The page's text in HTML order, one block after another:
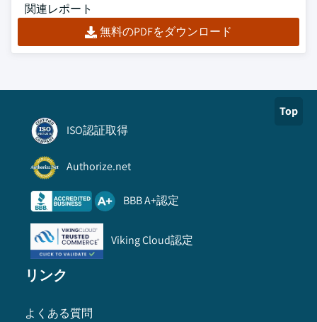
関連レポート
無料のPDFをダウンロード
Top
ISO認証取得
Authorize.net
BBB A+認定
Viking Cloud認定
リンク
よくある質問